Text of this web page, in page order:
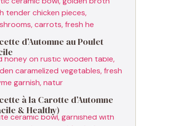
d’Automne au Poulet
à la Carotte d’Automne
& Healthy)